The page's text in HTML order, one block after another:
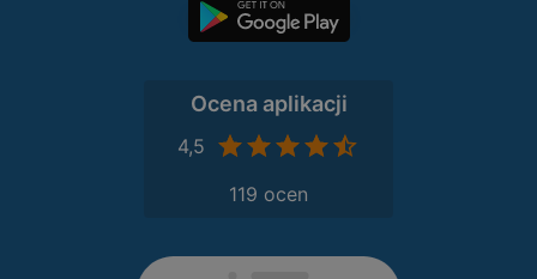
Ocena aplikacji
4,5
119 ocen